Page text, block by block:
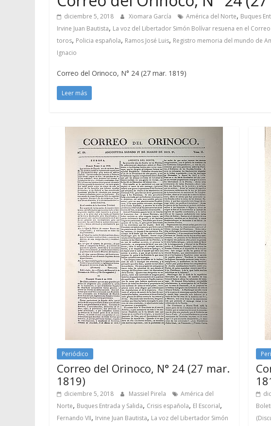
diciembre 5, 2018 Xiomara García América del Norte, Buques
Irvine Juan Bautista, La voz del Libertador Simón Bolívar resuena en el
toros, Policia española, Ramos José Luis, Registro memoria del mundo de
Ignacio
Correo del Orinoco, N° 24 (27 mar. 1819)
Leer más
Periódico
Correo del Orinoco, N° 24 (27 mar.
1819)
diciembre 5, 2018 Massiel Pirela
América del
Norte, Buques Entrada y Salida, Crisis española, El Escorial,
Fernando VII, Irvine Juan Bautista, La voz del Libertador Simón